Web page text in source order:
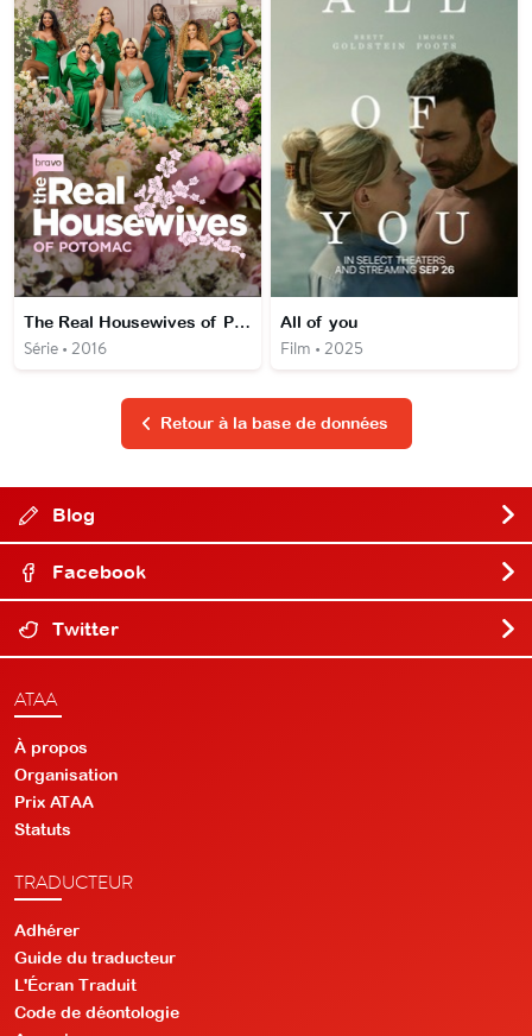
The Real Housewives of Potomac
Série • 2016
All of you
Film • 2025
Retour à la base de données
Blog
Facebook
Twitter
ATAA
À propos
Organisation
Prix ATAA
Statuts
TRADUCTEUR
Adhérer
Guide du traducteur
L'Écran Traduit
Code de déontologie